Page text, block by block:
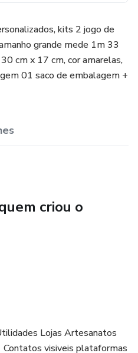
kits 2 jogo de
grande mede 1m 33
cm x 17 cm, cor amarelas,
01 saco de embalagem +
criou o
Lojas Artesanatos
visiveis plataformas